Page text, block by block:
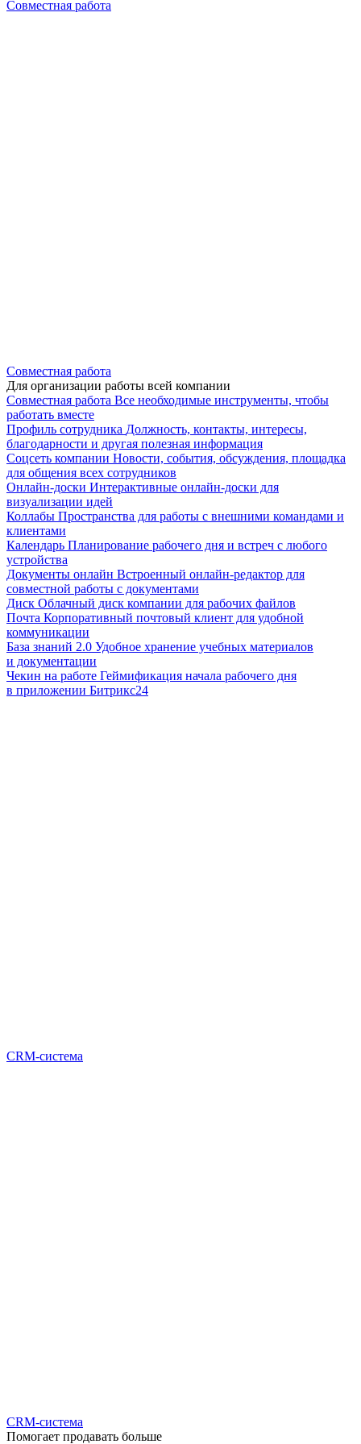
Совместная работа
Совместная работа
Для организации работы всей компании
Совместная работа Все необходимые инструменты, чтобы
работать вместе
Профиль сотрудника Должность, контакты, интересы,
благодарности и другая полезная информация
Соцсеть компании Новости, события, обсуждения, площадка
для общения всех сотрудников
Онлайн-доски Интерактивные онлайн-доски для
визуализации идей
Коллабы Пространства для работы с внешними командами и
клиентами
Календарь Планирование рабочего дня и встреч с любого
устройства
Документы онлайн Встроенный онлайн-редактор для
совместной работы с документами
Диск Облачный диск компании для рабочих файлов
Почта Корпоративный почтовый клиент для удобной
коммуникации
База знаний 2.0 Удобное хранение учебных материалов
и документации
Чекин на работе Геймификация начала рабочего дня
в приложении Битрикс24
CRM-система
CRM-система
Помогает продавать больше